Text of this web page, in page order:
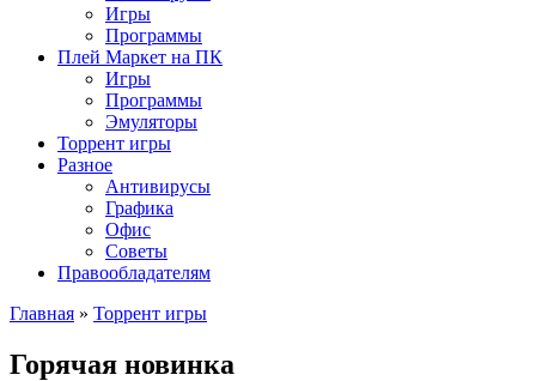
Игры
Программы
Плей Маркет на ПК
Игры
Программы
Эмуляторы
Торрент игры
Разное
Антивирусы
Графика
Офис
Советы
Правообладателям
Главная » Торрент игры
Горячая новинка